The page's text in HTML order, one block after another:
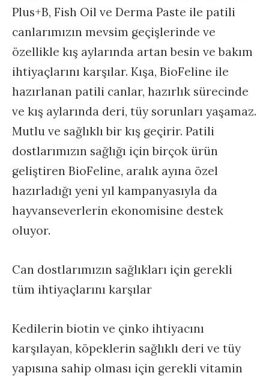
Plus+B, Fish Oil ve Derma Paste ile patili
canlarımızın mevsim geçişlerinde ve
özellikle kış aylarında artan besin ve bakım
ihtiyaçlarını karşılar. Kışa, BioFeline ile
hazırlanan patili canlar, hazırlık sürecinde
ve kış aylarında deri, tüy sorunları yaşamaz.
Mutlu ve sağlıklı bir kış geçirir. Patili
dostlarımızın sağlığı için birçok ürün
geliştiren BioFeline, aralık ayına özel
hazırladığı yeni yıl kampanyasıyla da
hayvanseverlerin ekonomisine destek
oluyor.
Can dostlarımızın sağlıkları için gerekli
tüm ihtiyaçlarını karşılar
Kedilerin biotin ve çinko ihtiyacını
karşılayan, köpeklerin sağlıklı deri ve tüy
yapısına sahip olması için gerekli vitamin